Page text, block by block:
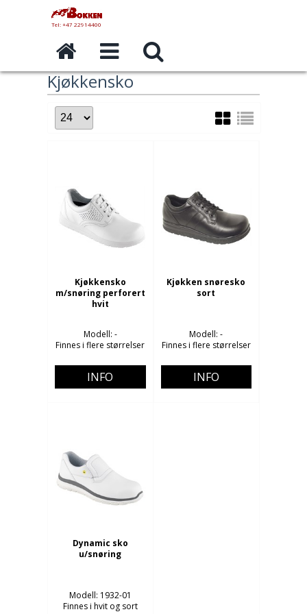
Tel: +47 22914400
Kjøkkensko
Kjøkkensko
m/snøring perforert
hvit
Modell: -
Finnes i flere størrelser
INFO
Kjøkken snøresko
sort
Modell: -
Finnes i flere størrelser
INFO
Dynamic sko
u/snøring
Modell: 1932-01
Finnes i hvit og sort